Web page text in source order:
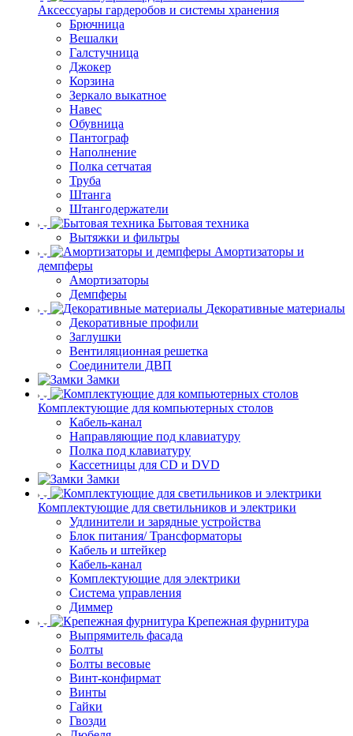
Аксессуары гардеробов и системы хранения
Брючница
Вешалки
Галстучница
Джокер
Корзина
Зеркало выкатное
Навес
Обувница
Пантограф
Наполнение
Полка сетчатая
Труба
Штанга
Штангодержатели
Бытовая техника
Вытяжки и фильтры
Амортизаторы и
демпферы
Амортизаторы
Демпферы
Декоративные материалы
Декоративные профили
Заглушки
Вентиляционная решетка
Соединители ДВП
Замки
Комплектующие для компьютерных столов
Кабель-канал
Направляющие под клавиатуру
Полка под клавиатуру
Кассетницы для CD и DVD
Замки
Комплектующие для светильников и электрики
Удлинители и зарядные устройства
Блок питания/ Трансформаторы
Кабель и штейкер
Кабель-канал
Комплектующие для электрики
Система управления
Диммер
Крепежная фурнитура
Выпрямитель фасада
Болты
Болты весовые
Винт-конфирмат
Винты
Гайки
Гвозди